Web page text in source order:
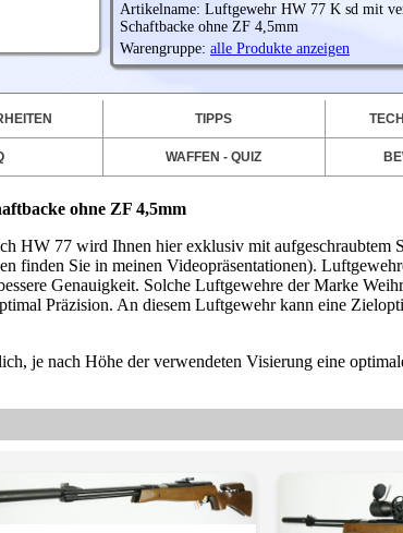
Artikelname: Luftgewehr HW 77 K sd mit
Schaftbacke ohne ZF 4,5mm
Warengruppe: alle Produkte anzeigen
TIPPS
WAFFEN - QUIZ
ohne ZF 4,5mm
HW 77 wird Ihnen hier exklusiv mit aufgeschraubtem
finden Sie in meinen Videopräsentationen).
Genauigkeit. Solche Luftgewehre der Marke
Präzision. An diesem Luftgewehr kann eine
je nach Höhe der verwendeten Visierung eine